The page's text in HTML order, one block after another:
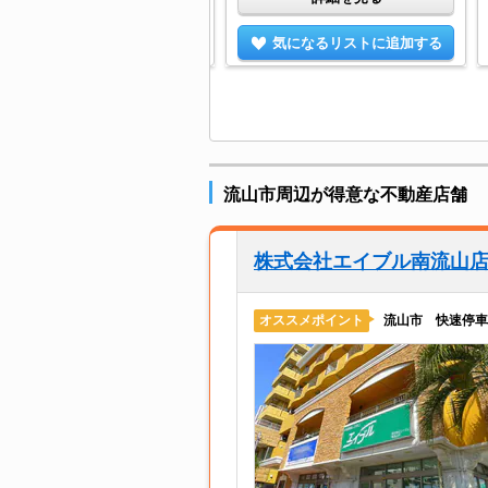
気になるリストに追加する
流山市周辺が得意な不動産店舗
株式会社エイブル南流山店
オススメポイント 流山市 快速停